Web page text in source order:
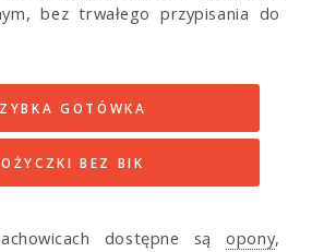
bez trwałego przypisania do
GOTÓWKA
BEZ BIK
dostępne sąopony,